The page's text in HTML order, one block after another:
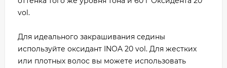
vol.
Для идеального закрашивания седины
используйте оксидант INOA 20 vol. Для жестких
или плотных волос вы можете использовать